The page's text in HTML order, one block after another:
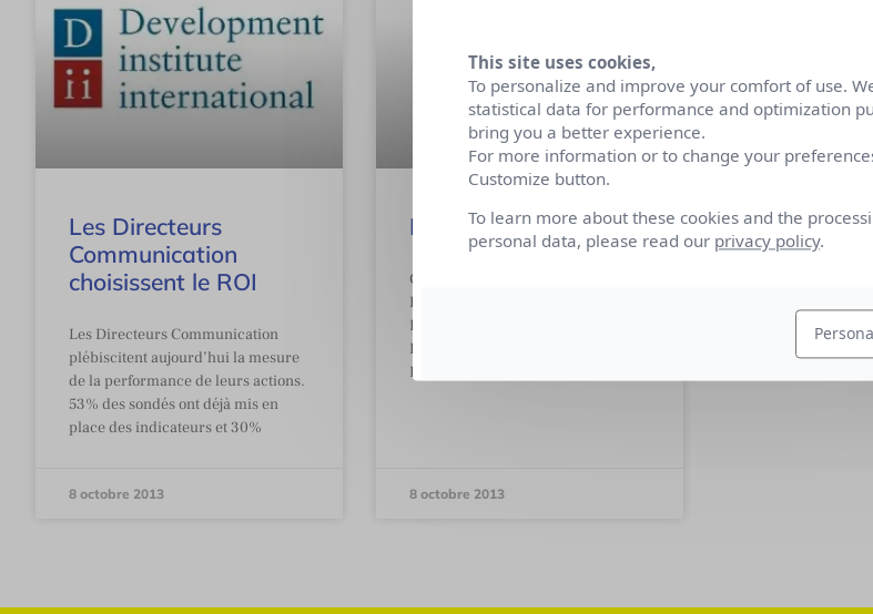
Les Directeurs
Communication
choisissent le ROI
Les Directeurs Communication
plébiscitent aujourd’hui la mesure
de la performance de leurs actions.
53% des sondés ont déjà mis en
place des indicateurs et 30%
8 octobre 2013
Lecture pour tous !
Culture RP a rencontré Virginie
Brivady, fondatrice de Livres Accès
Pouvez-vous nous présenter «
Livres Accès » et son concept ?
Livres Accès est un
8 octobre 2013
This site uses cookies,
To personalize and improve your comfort of use.
statistical data for performance and optimization
bring you a better experience.
For more information or to change your
Customize button.
To learn more about these cookies and the
personal data, please read our privacy policy.